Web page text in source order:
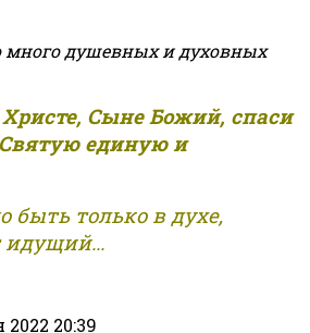
много душевных и духовных
Христе, Сыне Божий, спаси
единую и
только в духе,
идущий...
20:39